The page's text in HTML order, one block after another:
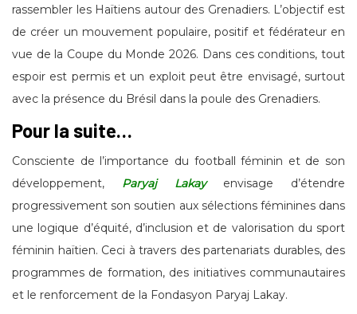
rassembler les Haïtiens autour des Grenadiers. L’objectif est
de créer un mouvement populaire, positif et fédérateur en
vue de la Coupe du Monde 2026. Dans ces conditions, tout
espoir est permis et un exploit peut être envisagé, surtout
avec la présence du Brésil dans la poule des Grenadiers.
Pour la suite…
Consciente de l’importance du football féminin et de son
développement, Paryaj Lakayenvisage d’étendre
progressivement son soutien aux sélections féminines dans
une logique d’équité, d’inclusion et de valorisation du sport
féminin haïtien. Ceci à travers des partenariats durables, des
programmes de formation, des initiatives communautaires
et le renforcement de la Fondasyon Paryaj Lakay.